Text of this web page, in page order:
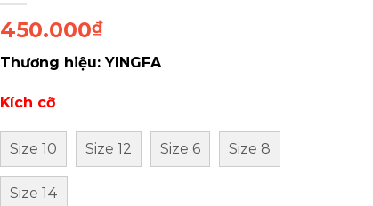
450.000₫
Thương hiệu: YINGFA
Kích cỡ
Size 10 Size 12 Size 6 Size 8
Size 14